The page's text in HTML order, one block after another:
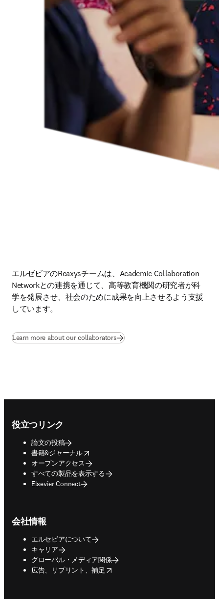
エルゼビアのReaxysチームは、Academic Collaboration
Networkとの連携を通じて、高等教育機関の研究者が科
学を発展させ、社会のために成果を向上させるよう支援
しています。
Learn more about our collaborators
役立つリンク
論文の投稿
書籍&ジャーナル
opens in new tab/window
オープンアクセス
すべての製品を表示する
Elsevier Connect
会社情報
エルセビアについて
キャリア
グローバル・メディア関係
広告、リプリント、補足
opens in new tab/window